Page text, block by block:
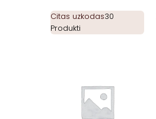
Citas uzkodas30
Produkti